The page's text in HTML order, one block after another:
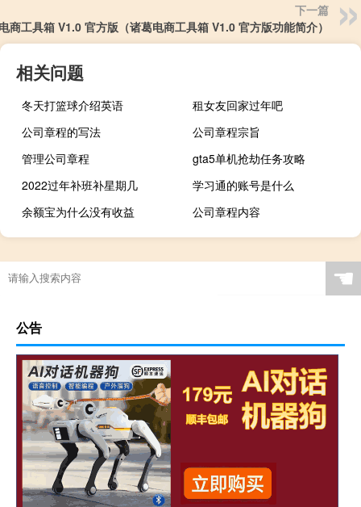
下一篇
商工具箱 V1.0 官方版（诸葛电商工具箱 V1.0 官方版功能简介）
相关问题
冬天打篮球介绍英语
租女友回家过年吧
公司章程的写法
公司章程宗旨
管理公司章程
gta5单机抢劫任务攻略
2022过年补班补星期几
学习通的账号是什么
余额宝为什么没有收益
公司章程内容
☚
公告